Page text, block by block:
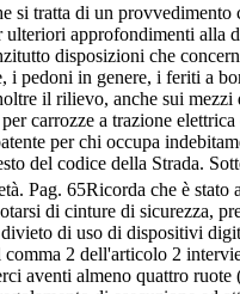
si tratta di un
approfondimenti
disposizioni che
pedoni in genere, i feriti a
il rilievo, anche sui
carrozze a trazione
per chi occupa
del codice della Strada.
Pag. 65Ricorda che è stato
di cinture di sicurezza,
di uso di dispositivi
2 dell'articolo 2
aventi almeno quattro